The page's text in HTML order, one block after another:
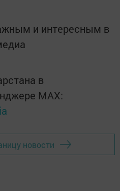
и интересным в
в
MАХ:
новости